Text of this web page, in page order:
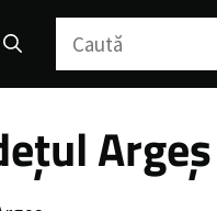
Caută
Argeș